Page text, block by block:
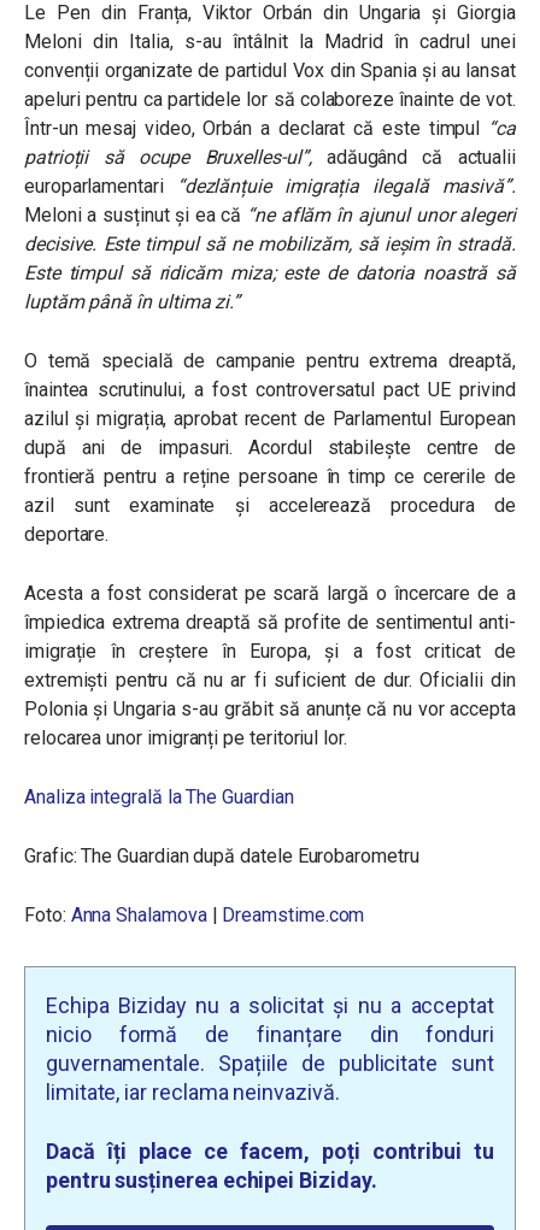
Le Pen din Franța, Viktor Orbán din Ungaria și Giorgia
Meloni din Italia, s-au întâlnit la Madrid în cadrul unei
convenții organizate de partidul Vox din Spania și au lansat
apeluri pentru ca partidele lor să colaboreze înainte de vot.
Într-un mesaj video, Orbán a declarat că este timpul
“ca
patrioții să ocupe Bruxelles-ul”, adăugând că actualii
europarlamentari
“dezlănțuie imigrația ilegală masivă”.
Meloni a susținut și ea că “ne aflăm în ajunul unor alegeri
decisive. Este timpul să ne mobilizăm, să ieșim în stradă.
Este timpul să ridicăm miza; este de datoria noastră să
luptăm până în ultima zi.”
O temă specială de campanie pentru extrema dreaptă,
înaintea scrutinului, a fost controversatul pact UE privind
azilul și migrația, aprobat recent de Parlamentul European
după ani de impasuri. Acordul stabilește centre de
frontieră pentru a reține persoane în timp ce cererile de
azil sunt examinate și accelerează procedura de
deportare.
Acesta a fost considerat pe scară largă o încercare de a
împiedica extrema dreaptă să profite de sentimentul anti-
imigrație în creștere în Europa, și a fost criticat de
extremiști pentru că nu ar fi suficient de dur. Oficialii din
Polonia și Ungaria s-au grăbit să anunțe că nu vor accepta
relocarea unor imigranți pe teritoriul lor.
Analiza integrală la The Guardian
Grafic: The Guardian după datele Eurobarometru
Foto: Anna Shalamova Dreamstime.com
Echipa Biziday nu a solicitat și nu a acceptat
nicio formă de finanțare din fonduri
guvernamentale. Spațiile de publicitate sunt
limitate, iar reclama neinvazivă.
Dacă îți place ce facem, poți contribui tu
pentru susținerea echipei Biziday.